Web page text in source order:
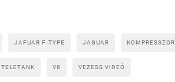
JAFUAR F-TYPE JAGUAR KOMPRESSZOR
TELETANK V8 VEZESS VIDEÓ